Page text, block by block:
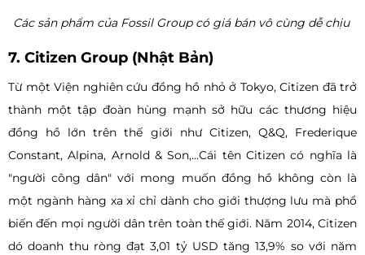
Các sản phẩm của Fossil Group có giá bán vô cùng dễ chịu
7. Citizen Group (Nhật Bản)
Từ một Viện nghiên cứu đồng hồ nhỏ ở Tokyo, Citizen đã trở
thành một tập đoàn hùng mạnh sở hữu các thương hiệu
đồng hồ lớn trên thế giới như Citizen, Q&Q, Frederique
Constant, Alpina, Arnold & Son,...Cái tên Citizen có nghĩa là
"người công dân" với mong muốn đồng hồ không còn là
một ngành hàng xa xỉ chỉ dành cho giới thượng lưu mà phổ
biến đến mọi người dân trên toàn thế giới. Năm 2014, Citizen
dó doanh thu ròng đạt 3,01 tỷ USD tăng 13,9% so với năm